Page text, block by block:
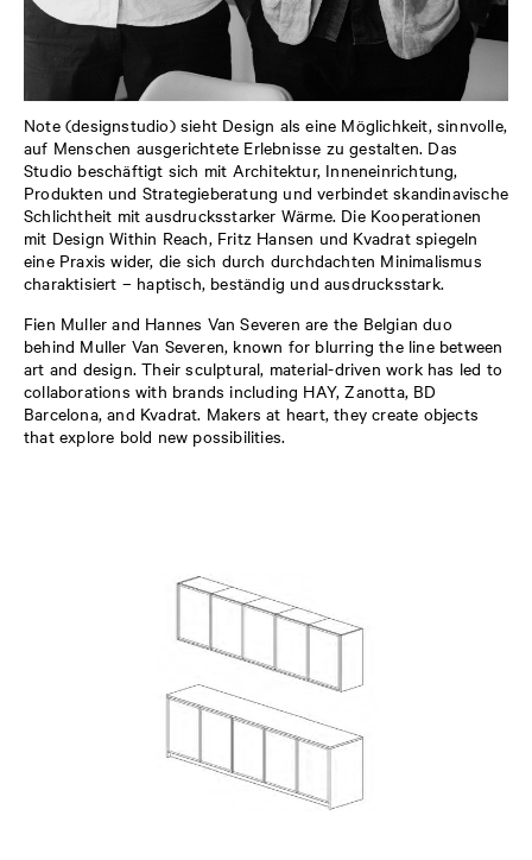
Note (designstudio) sieht Design als eine Möglichkeit, sinnvolle,
auf Menschen ausgerichtete Erlebnisse zu gestalten. Das
Studio beschäftigt sich mit Architektur, Inneneinrichtung,
Produkten und Strategieberatung und verbindet skandinavische
Schlichtheit mit ausdrucksstarker Wärme. Die Kooperationen
mit Design Within Reach, Fritz Hansen und Kvadrat spiegeln
eine Praxis wider, die sich durch durchdachten Minimalismus
charaktisiert – haptisch, beständig und ausdrucksstark.
Fien Muller and Hannes Van Severen are the Belgian duo
behind Muller Van Severen, known for blurring the line between
art and design. Their sculptural, material-driven work has led to
collaborations with brands including HAY,Zanotta, BD
Barcelona, and Kvadrat. Makers at heart, they create objects
that explore bold new possibilities.